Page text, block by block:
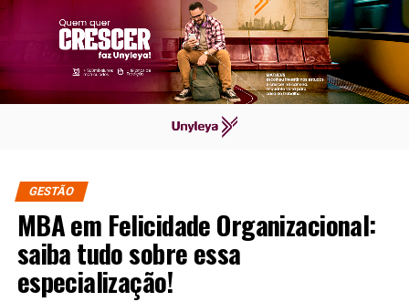
GESTÃO
MBA em Felicidade Organizacional:
saiba tudo sobre essa
especialização!